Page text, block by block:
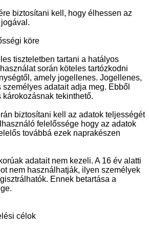
biztosítani kell, hogy élhessen az
köre
tiszteletben tartani a hatályos
során köteles tartózkodni
amely jogellenes. Jogellenes,
adatait adja meg. Ebből
károkozásnak tekinthető.
biztosítani kell az adatok teljességét
felelőssége hogy az adatok
továbbá ezek naprakészen
adatait nem kezeli. A 16 év alatti
nem használhatják, ilyen személyek
Ennek betartása a
célok